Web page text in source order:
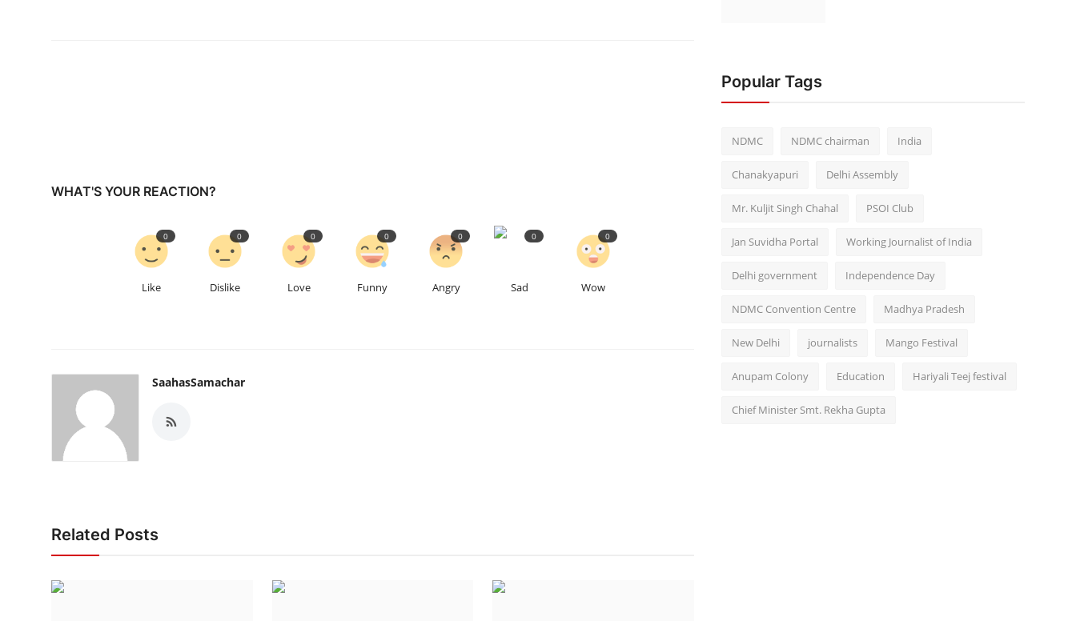
WHAT'S YOUR REACTION?
Like
0
Dislike
0
Love
0
Funny
0
Angry
0
Sad
0
Wow
0
SaahasSamachar
Related Posts
Popular Tags
NDMC NDMC chairman India
Chanakyapuri Delhi Assembly
Mr. Kuljit Singh Chahal PSOI Club
Jan Suvidha Portal Working Journalist of India
Delhi government Independence Day
NDMC Convention Centre Madhya Pradesh
New Delhi journalists Mango Festival
Anupam Colony Education Hariyali Teej festival
Chief Minister Smt. Rekha Gupta